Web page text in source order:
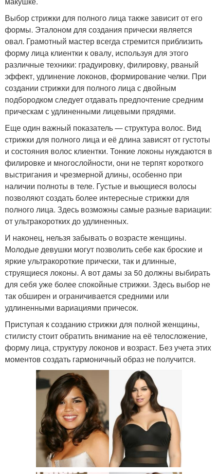
Выбор стрижки для полного лица также зависит от его
формы. Эталоном для создания прически является
овал. Грамотный мастер всегда стремится приблизить
форму лица клиентки к овалу, используя для этого
различные техники: градуировку, филировку, рваный
эффект, удлинение локонов, формирование челки. При
создании стрижки для полного лица с двойным
подбородком следует отдавать предпочтение средним
прическам с удлиненными лицевыми прядями.
Еще один важный показатель — структура волос. Вид
стрижки для полного лица и её длина зависят от густоты
и состояния волос клиентки. Тонкие локоны нуждаются в
филировке и многослойности, они не терпят короткого
выстригания и чрезмерной длины, особенно при
наличии полноты в теле. Густые и вьющиеся волосы
позволяют создать более интересные стрижки для
полного лица. Здесь возможны самые разные вариации:
от ультракоротких до удлиненных.
И наконец, нельзя забывать о возрасте женщины.
Молодые девушки могут позволить себе как броские и
яркие ультракороткие прически, так и длинные,
струящиеся локоны. А вот дамы за 50 должны выбирать
для себя уже более спокойные стрижки. Здесь выбор не
так обширен и ограничивается средними или
удлиненными вариациями причесок.
Приступая к созданию стрижки для полной женщины,
стилисту стоит обратить внимание на её телосложение,
форму лица, структуру локонов и возраст. Без учета этих
моментов создать гармоничный образ не получится.